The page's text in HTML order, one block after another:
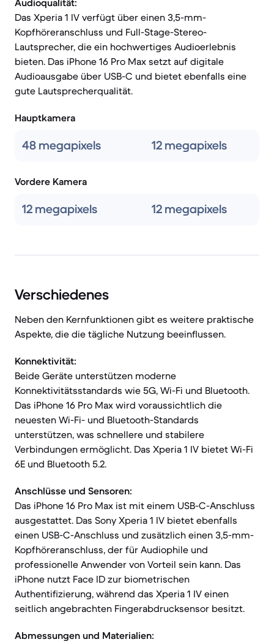
Audioqualität:
Das Xperia 1 IV verfügt über einen 3,5-mm-
Kopfhöreranschluss und Full-Stage-Stereo-
Lautsprecher, die ein hochwertiges Audioerlebnis
bieten. Das iPhone 16 Pro Max setzt auf digitale
Audioausgabe über USB-C und bietet ebenfalls eine
gute Lautsprecherqualität.
Hauptkamera
48 megapixels 12 megapixels
Vordere Kamera
12 megapixels 12 megapixels
Verschiedenes
Neben den Kernfunktionen gibt es weitere praktische
Aspekte, die die tägliche Nutzung beeinflussen.
Konnektivität:
Beide Geräte unterstützen moderne
Konnektivitätsstandards wie 5G, Wi-Fi und Bluetooth.
Das iPhone 16 Pro Max wird voraussichtlich die
neuesten Wi-Fi- und Bluetooth-Standards
unterstützen, was schnellere und stabilere
Verbindungen ermöglicht. Das Xperia 1 IV bietet Wi-Fi
6E und Bluetooth 5.2.
Anschlüsse und Sensoren:
Das iPhone 16 Pro Max ist mit einem USB-C-Anschluss
ausgestattet. Das Sony Xperia 1 IV bietet ebenfalls
einen USB-C-Anschluss und zusätzlich einen 3,5-mm-
Kopfhöreranschluss, der für Audiophile und
professionelle Anwender von Vorteil sein kann. Das
iPhone nutzt Face ID zur biometrischen
Authentifizierung, während das Xperia 1 IV einen
seitlich angebrachten Fingerabdrucksensor besitzt.
Abmessungen und Materialien: